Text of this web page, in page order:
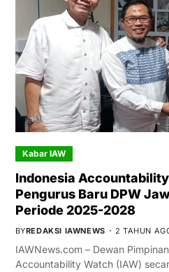
Kabar IAW
Indonesia
Pengurus Baru DPW
Periode 2025-2028
BYREDAKSI IAWNEWS 2 TAHUN
IAWNews.com – Dewan
Accountability Watch (IAW)